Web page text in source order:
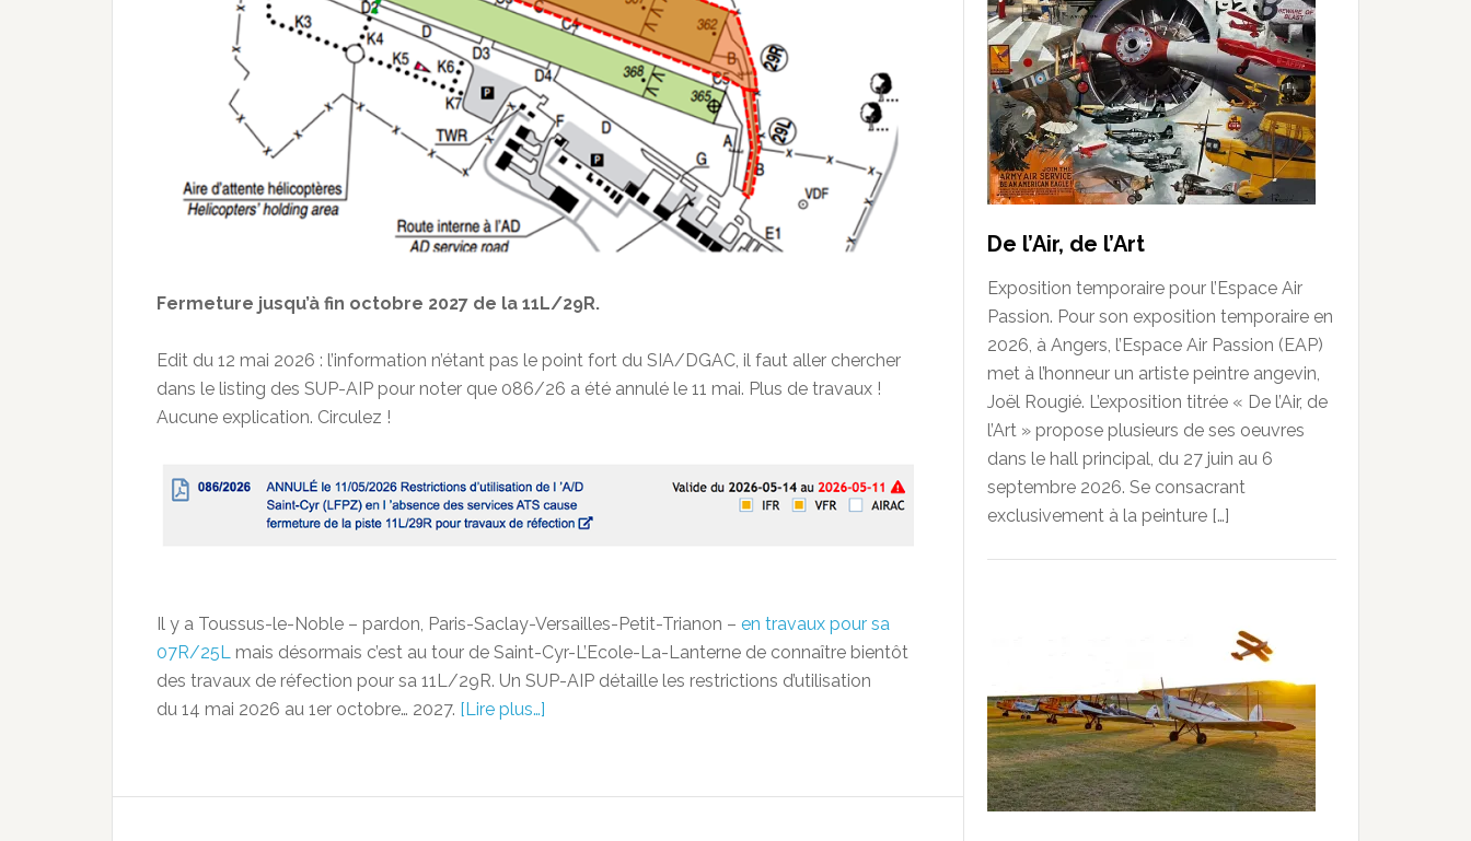
Fermeture jusqu’à fin octobre 2027 de la 11L/29R.
Edit du 12 mai 2026 : l’information n’étant pas le point fort du SIA/DGAC, il faut aller chercher
dans le listing des SUP-AIP pour noter que 086/26 a été annulé le 11 mai. Plus de travaux !
Aucune explication. Circulez !
Il y a Toussus-le-Noble – pardon, Paris-Saclay-Versailles-Petit-Trianon – en travaux pour sa
07R/25L mais désormais c’est au tour de Saint-Cyr-L’Ecole-La-Lanterne de connaître bientôt
des travaux de réfection pour sa 11L/29R. Un SUP-AIP détaille les restrictions d’utilisation
du 14 mai 2026 au 1er octobre… 2027. [Lire plus…]
De l’Air, de l’Art
Exposition temporaire pour l’Espace Air
Passion. Pour son exposition temporaire en
2026, à Angers, l’Espace Air Passion (EAP)
met à l’honneur un artiste peintre angevin,
Joël Rougié. L’exposition titrée « De l’Air, de
l’Art » propose plusieurs de ses oeuvres
dans le hall principal, du 27 juin au 6
septembre 2026. Se consacrant
exclusivement à la peinture […]